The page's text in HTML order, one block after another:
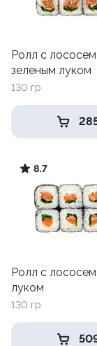
Ролл с
зеленым луком
130 гр
8.7
Ролл с
луком
130 гр